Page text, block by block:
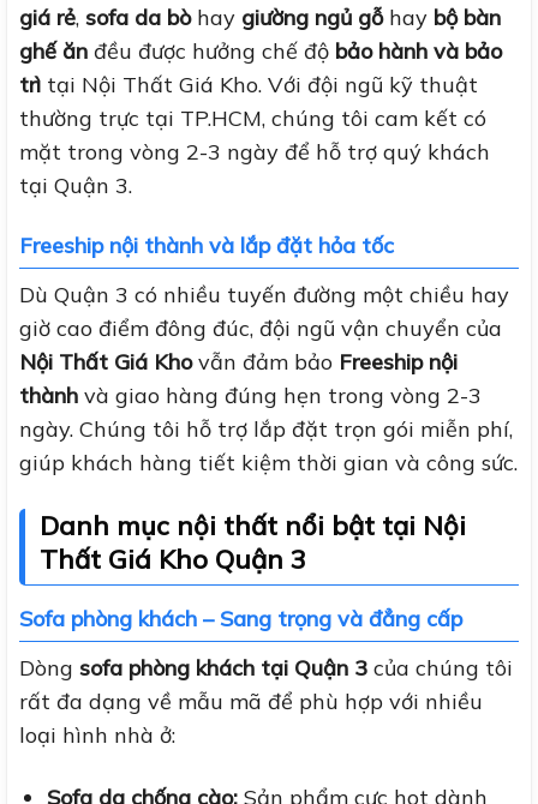
giá rẻ, sofa da bòhay giường ngủ gỗhay bộ bàn
ghế ăn đều được hưởng chế độ bảo hành và bảo
trì tại Nội Thất Giá Kho. Với đội ngũ kỹ thuật
thường trực tại TP.HCM, chúng tôi cam kết có
mặt trong vòng 2-3 ngày để hỗ trợ quý khách
tại Quận 3.
Freeship nội thành và lắp đặt hỏa tốc
Dù Quận 3 có nhiều tuyến đường một chiều hay
giờ cao điểm đông đúc, đội ngũ vận chuyển của
Nội Thất Giá Khovẫn đảm bảo Freeship nội
thành và giao hàng đúng hẹn trong vòng 2-3
ngày. Chúng tôi hỗ trợ lắp đặt trọn gói miễn phí,
giúp khách hàng tiết kiệm thời gian và công sức.
Danh mục nội thất nổi bật tại Nội
Thất Giá Kho Quận 3
Sofa phòng khách – Sang trọng và đẳng cấp
Dòng sofa phòng khách tại Quận 3 của chúng tôi
rất đa dạng về mẫu mã để phù hợp với nhiều
loại hình nhà ở:
Sofa da chống cào: Sản phẩm cực hot dành